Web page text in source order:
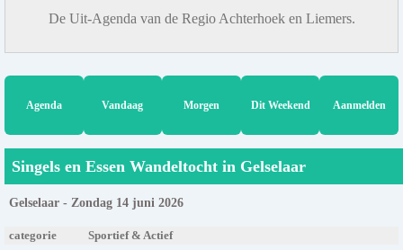
De Uit-Agenda van de Regio Achterhoek en Liemers.
Agenda Vandaag Morgen Dit Weekend Aanmelden
Singels en Essen Wandeltocht in Gelselaar
Gelselaar - Zondag 14 juni 2026
categorie Sportief & Actief